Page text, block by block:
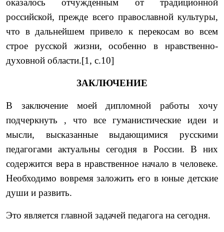
оказалось от­чужденным от традиционной
российской, прежде всего право­славной культуры,
что в дальнейшем привело к перекосам во всем
строе русской жизни, особенно в нравственно-
духовной области.[1, с.10]
ЗАКЛЮЧЕНИЕ
В заключение моей дипломной работы хочу
подчеркнуть , что все гуманистические идеи и
мысли, высказанные выдающимися русскими
педагогами актуальны сегодня в России. В них
содержится вера в нравственное начало в человеке.
Необходимо вовремя заложить его в юные детские
души и развить.
Это является главной задачей педагога на сегодня.